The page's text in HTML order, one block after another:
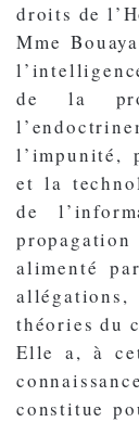
droits de
Mme
de la
l’impunité,
et la
de
alimenté
théories du
Elle a, à
constitue